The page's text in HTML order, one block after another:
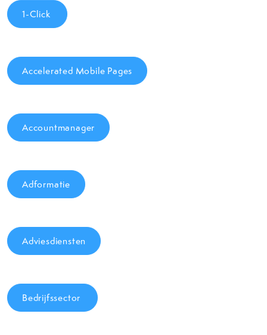
1-Click
Accelerated Mobile Pages
Accountmanager
Adformatie
Adviesdiensten
Bedrijfssector